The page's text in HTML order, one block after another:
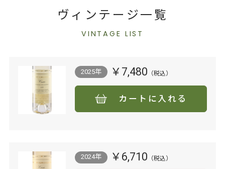
ヴィンテージ一覧
VINTAGE LIST
2025年 ￥7,480
カートに入れる
2024年 ￥6,710